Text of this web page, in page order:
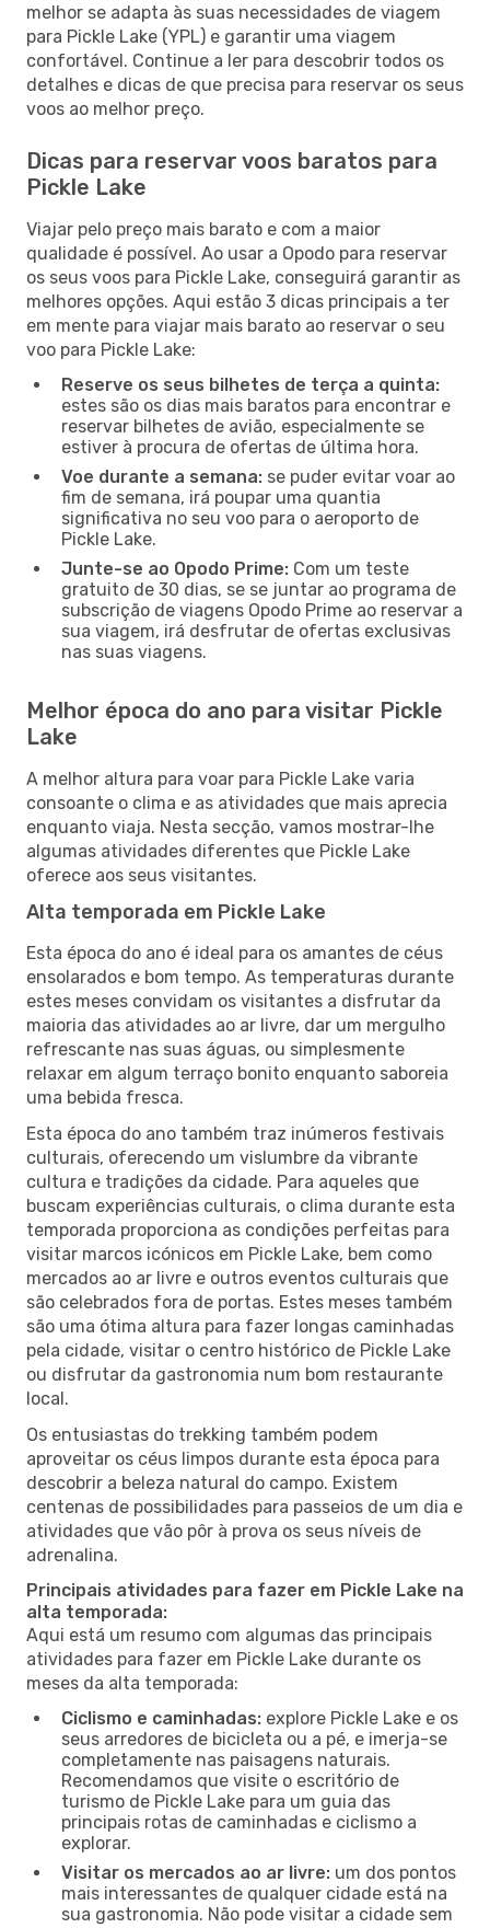
melhor se adapta às suas necessidades de viagem
para Pickle Lake (YPL) e garantir uma viagem
confortável. Continue a ler para descobrir todos os
detalhes e dicas de que precisa para reservar os seus
voos ao melhor preço.
Dicas para reservar voos baratos para
Pickle Lake
Viajar pelo preço mais barato e com a maior
qualidade é possível. Ao usar a Opodo para reservar
os seus voos para Pickle Lake, conseguirá garantir as
melhores opções. Aqui estão 3 dicas principais a ter
em mente para viajar mais barato ao reservar o seu
voo para Pickle Lake:
Reserve os seus bilhetes de terça a quinta:
estes são os dias mais baratos para encontrar e
reservar bilhetes de avião, especialmente se
estiver à procura de ofertas de última hora.
Voe durante a semana: se puder evitar voar ao
fim de semana, irá poupar uma quantia
significativa no seu voo para o aeroporto de
Pickle Lake.
Junte-se ao Opodo Prime: Com um teste
gratuito de 30 dias, se se juntar ao programa de
subscrição de viagens Opodo Prime ao reservar a
sua viagem, irá desfrutar de ofertas exclusivas
nas suas viagens.
Melhor época do ano para visitar Pickle
Lake
A melhor altura para voar para Pickle Lake varia
consoante o clima e as atividades que mais aprecia
enquanto viaja. Nesta secção, vamos mostrar-lhe
algumas atividades diferentes que Pickle Lake
oferece aos seus visitantes.
Alta temporada em Pickle Lake
Esta época do ano é ideal para os amantes de céus
ensolarados e bom tempo. As temperaturas durante
estes meses convidam os visitantes a disfrutar da
maioria das atividades ao ar livre, dar um mergulho
refrescante nas suas águas, ou simplesmente
relaxar em algum terraço bonito enquanto saboreia
uma bebida fresca.
Esta época do ano também traz inúmeros festivais
culturais, oferecendo um vislumbre da vibrante
cultura e tradições da cidade. Para aqueles que
buscam experiências culturais, o clima durante esta
temporada proporciona as condições perfeitas para
visitar marcos icónicos em Pickle Lake, bem como
mercados ao ar livre e outros eventos culturais que
são celebrados fora de portas. Estes meses também
são uma ótima altura para fazer longas caminhadas
pela cidade, visitar o centro histórico de Pickle Lake
ou disfrutar da gastronomia num bom restaurante
local.
Os entusiastas do trekking também podem
aproveitar os céus limpos durante esta época para
descobrir a beleza natural do campo. Existem
centenas de possibilidades para passeios de um dia e
atividades que vão pôr à prova os seus níveis de
adrenalina.
Principais atividades para fazer em Pickle Lake na
alta temporada:
Aqui está um resumo com algumas das principais
atividades para fazer em Pickle Lake durante os
meses da alta temporada:
Ciclismo e caminhadas: explore Pickle Lake e os
seus arredores de bicicleta ou a pé, e imerja-se
completamente nas paisagens naturais.
Recomendamos que visite o escritório de
turismo de Pickle Lake para um guia das
principais rotas de caminhadas e ciclismo a
explorar.
Visitar os mercados ao ar livre: um dos pontos
mais interessantes de qualquer cidade está na
sua gastronomia. Não pode visitar a cidade sem